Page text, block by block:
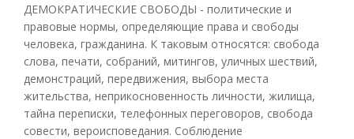
ДЕМОКРАТИЧЕСКИЕ СВОБОДЫ - политические и
правовые нормы, определяющие права и свободы
человека, гражданина. К таковым относятся: свобода
слова, печати, собраний, митингов, уличных шествий,
демонстраций, передвижения, выбора места
жительства, неприкосновенность личности, жилища,
тайна переписки, телефонных переговоров, свобода
совести, вероисповедания. Соблюдение